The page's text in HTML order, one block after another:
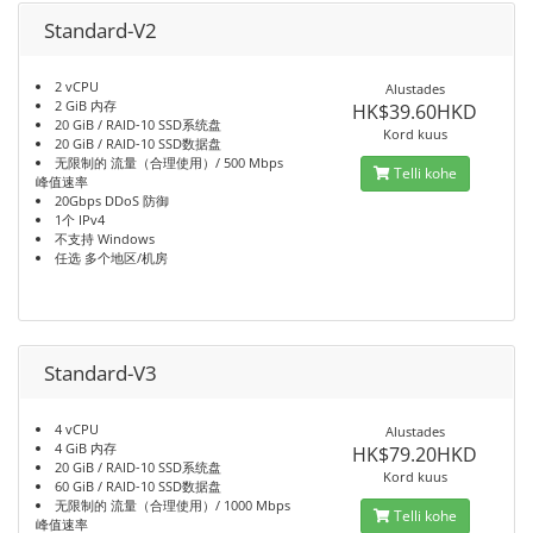
Standard-V2
2 vCPU
2 GiB 内存
20 GiB / RAID-10 SSD系统盘
20 GiB / RAID-10 SSD数据盘
无限制的 流量（合理使用）/ 500 Mbps
峰值速率
20Gbps DDoS 防御
1个 IPv4
不支持 Windows
任选 多个地区/机房
Alustades
HK$39.60HKD
Kord kuus
Telli kohe
Standard-V3
4 vCPU
4 GiB 内存
20 GiB / RAID-10 SSD系统盘
60 GiB / RAID-10 SSD数据盘
无限制的 流量（合理使用）/ 1000 Mbps
峰值速率
Alustades
HK$79.20HKD
Kord kuus
Telli kohe